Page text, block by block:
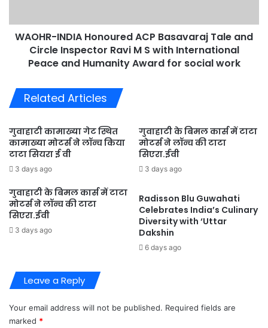
Inspector
Ravi
Peace
and
Award
for
work
WAOHR-INDIA Honoured ACP Basavaraj Tale and
Circle Inspector Ravi M S with International
Peace and Humanity Award for social work
Related Articles
गुवाहाटी कामाख्या गेट स्थित
कामाख्या मोटर्स ने लॉन्च किया
टाटा सियरा ई वी
3 days ago
गुवाहाटी के बिमल कार्स में टाटा
मोटर्स ने लॉन्च की टाटा
सिएरा.ईवी
3 days ago
गुवाहाटी के बिमल कार्स में टाटा
मोटर्स ने लॉन्च की टाटा
सिएरा.ईवी
3 days ago
Radisson Blu Guwahati
Celebrates India’s Culinary
Diversity with ‘Uttar
Dakshin
6 days ago
Leave a Reply
Your email address will not be published. Required fields are
marked *